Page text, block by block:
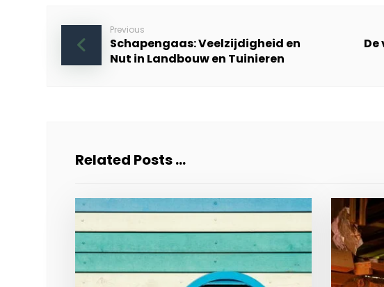
Previous
Schapengaas: Veelzijdigheid en
Nut in Landbouw en Tuinieren
Related Posts ...